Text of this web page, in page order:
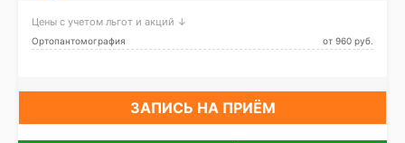
Цены с учетом льгот и акций ↓
Ортопантомография от 960 pуб.
ЗАПИСЬ НА ПРИЁМ